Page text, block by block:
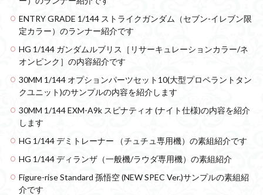
ENTRY GRADE 1/144 ストライクガンダム（セブン-イレブン限
定カラー）のランナー紹介です
HG 1/144 ガンダムルブリス［リサーキュレーションカラー/ネ
オンピンク］の内容紹介です
30MM 1/144 オプションパーツセット10(大型プロペラントタン
クユニット)のサンプルの内容を紹介します
30MM 1/144 EXM-A9k スピナティオ (ナイト仕様)の内容を紹介
します
HG 1/144 デミトレーナー （チュチュ専用機）の素組紹介です
HG 1/144 ディランザ（一般機/ラウダ専用機）の素組紹介
Figure-rise Standard 孫悟空 (NEW SPEC Ver.)サンプルの素組紹
介です